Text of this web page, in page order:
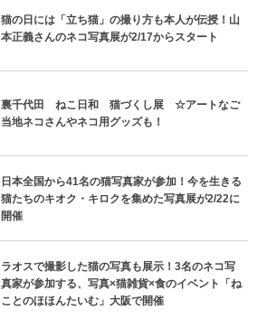
猫の日には「立ち猫」の撮り方も本人が伝授！山
本正義さんのネコ写真展が2/17からスタート
裏千代田 ねこ日和 猫づくし展 ☆アートなご
当地ネコさんやネコ用グッズも！
日本全国から41名の猫写真家が参加！今を生きる
猫たちのキオク・キロクを集めた写真展が2/22に
開催
ラオスで撮影した猫の写真も展示！3名のネコ写
真家が参加する、写真×猫雑貨×食のイベント「ね
ことのほほんたいむ」大阪で開催